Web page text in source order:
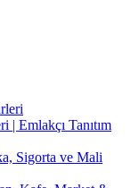
Emlakçı Tanıtım
Sigorta ve Mali